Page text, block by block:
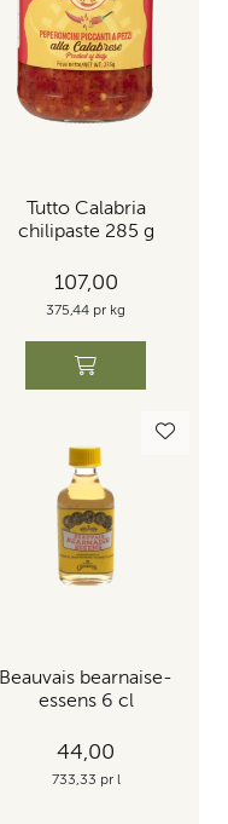
Tutto Calabria
chilipaste 285 g
107,00
375,44 pr kg
Beauvais bearnaise-
essens 6 cl
44,00
733,33 pr l